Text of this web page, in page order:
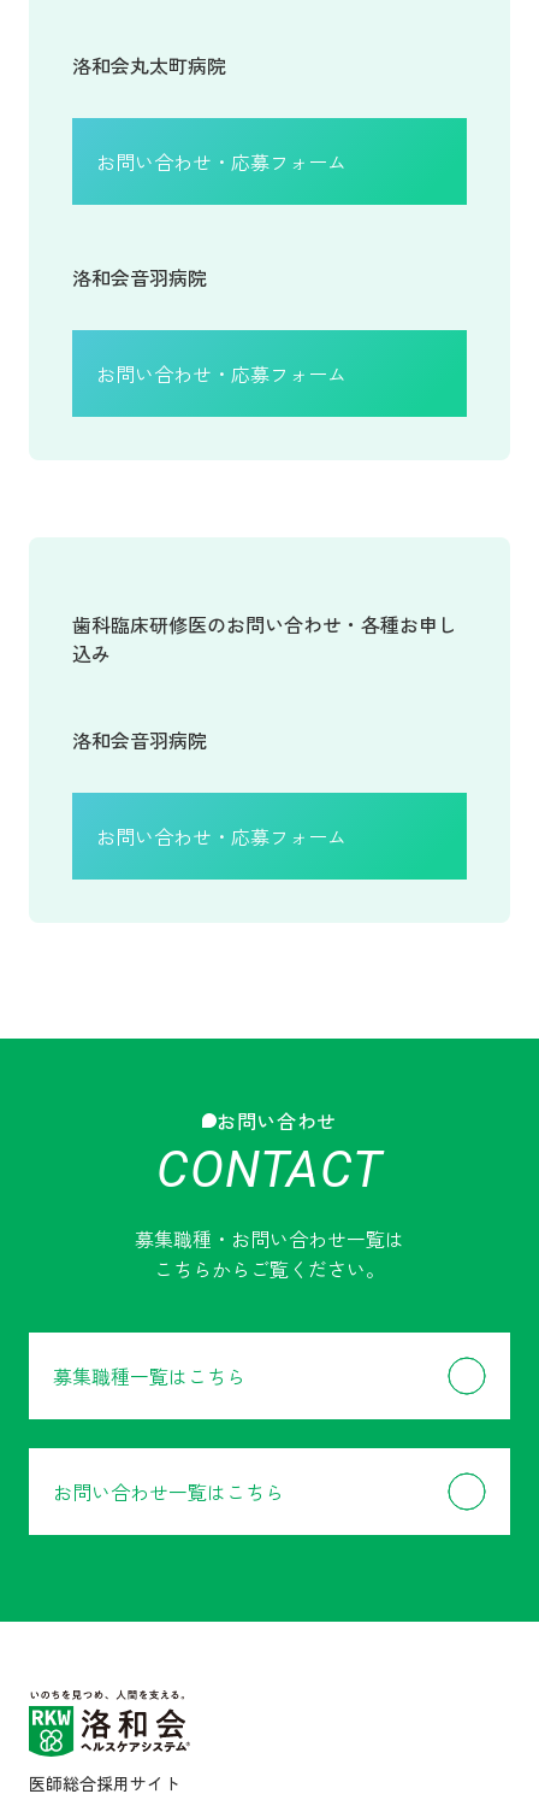
洛和会丸太町病院
お問い合わせ・応募フォーム
洛和会音羽病院
お問い合わせ・応募フォーム
歯科臨床研修医のお問い合わせ・各種お申し
込み
洛和会音羽病院
お問い合わせ・応募フォーム
お問い合わせ
CONTACT
募集職種・お問い合わせ一覧は
こちらからご覧ください。
募集職種一覧はこちら
お問い合わせ一覧はこちら
医師総合採用サイト